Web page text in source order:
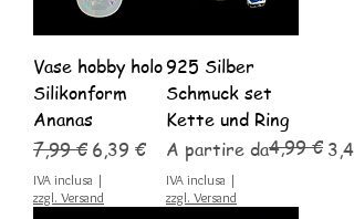
Vase hobby holo
Silikonform
Ananas
Prezzo regolare
7,99 € Prezzo scontato
6,39 €
IVA inclusa |
zzgl. Versand
925 Silber
Schmuck set
Kette und Ring
A partire da
Prezzo regolare4,99 €
Prezzo scontato
IVA inclusa |
zzgl. Versand